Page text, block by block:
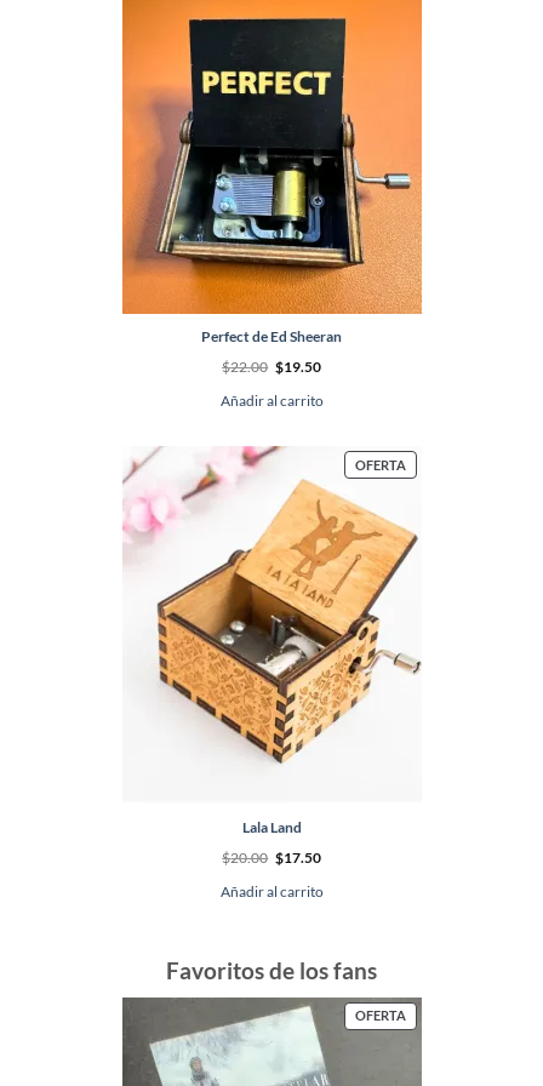
Perfect de Ed Sheeran
$22.00 El
precio
original
era:
$19.50El
actual
es:
Añadir al carrito
OFERTAPRODUCTO
EN
Lala Land
$20.00 El
precio
original
era:
$17.50El
actual
es:
Añadir al carrito
Favoritos de los fans
OFERTAPRODUCTO
EN